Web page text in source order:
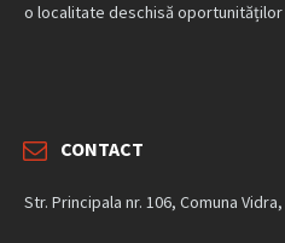
o localitate deschisă
CONTACT
Str. Principala nr. 106, Comuna